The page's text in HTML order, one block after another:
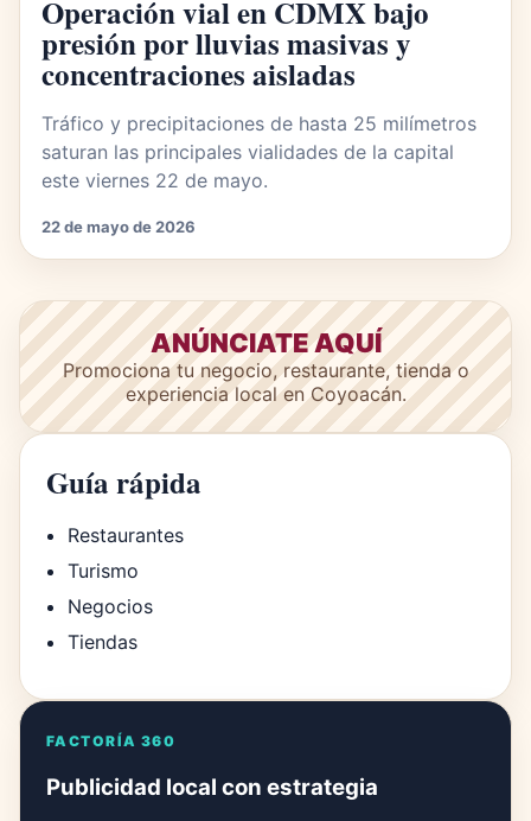
Operación vial en CDMX bajo
presión por lluvias masivas y
concentraciones aisladas
Tráfico y precipitaciones de hasta 25 milímetros
saturan las principales vialidades de la capital
este viernes 22 de mayo.
22 de mayo de 2026
ANÚNCIATE AQUÍ
Promociona tu negocio, restaurante, tienda o
experiencia local en Coyoacán.
Guía rápida
Restaurantes
Turismo
Negocios
Tiendas
FACTORÍA 360
Publicidad local con estrategia